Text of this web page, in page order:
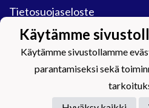
Tietosuojaseloste
#Maijamäkimagic
Käytämme
Käytämme sivustollamme
parantamiseksi sekä